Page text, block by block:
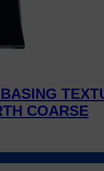
COARSE